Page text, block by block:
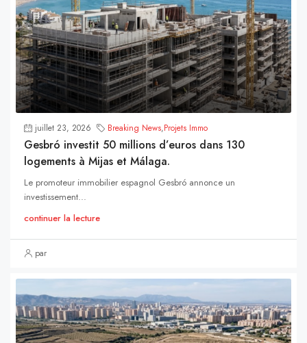
juillet 23, 2026 Breaking News,Projets Immo
Gesbró investit 50 millions d’euros dans 130
logements à Mijas et Málaga.
Le promoteur immobilier espagnol Gesbró annonce un
investissement...
continuer la lecture
par